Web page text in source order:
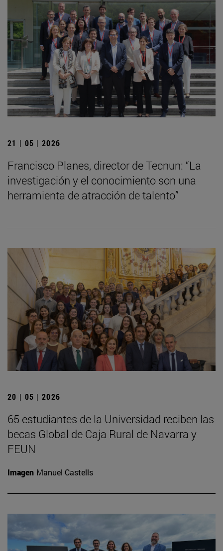
21 | 05 | 2026
Francisco Planes, director de Tecnun: “La
investigación y el conocimiento son una
herramienta de atracción de talento”
20 | 05 | 2026
65 estudiantes de la Universidad reciben las
becas Global de Caja Rural de Navarra y
FEUN
Imagen Manuel Castells